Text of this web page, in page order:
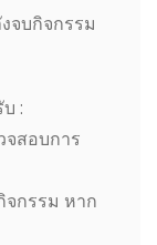
จบกิจกรรม
:
จสอบการ
จกรรม หาก